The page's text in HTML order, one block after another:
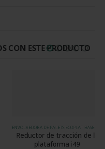
CON ESTE PRODUCTO
ENVOLVEDORA DE PALETS ECOPLAT BASE PLATAFORMA 1500 MM, ENVOLVEDORA MASTERPLAT PLUS, ENVOLVEDORA MASTERPLAT PLUS LP, ENVOLVEDORA ROTOPLAT, ENVOLVEDORA VERTICAL ECOPLAT PLUS, RECAMBIOS PARA MÁQUINAS DE EMBALAJE
Reductor de tracción de la
plataforma i49